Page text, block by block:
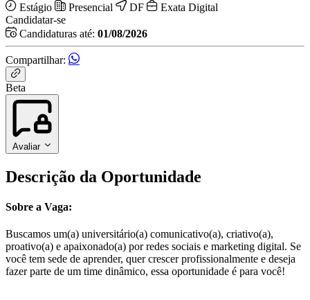
Estágio Presencial DF
Exata Digital
Candidatar-se
Candidaturas até: 01/08/2026
Compartilhar:
Beta
Avaliar
Descrição da Oportunidade
Sobre a Vaga:
Buscamos um(a) universitário(a) comunicativo(a), criativo(a),
proativo(a) e apaixonado(a) por redes sociais e marketing digital. Se
você tem sede de aprender, quer crescer profissionalmente e deseja
fazer parte de um time dinâmico, essa oportunidade é para você!